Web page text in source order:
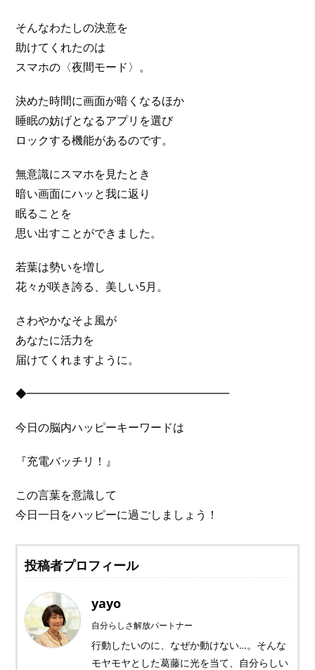
そんなわたしの決意を
助けてくれたのは
スマホの〈夜間モード〉。
決めた時間に画面が暗くなるほか
睡眠の妨げとなるアプリを選び
ロックする機能があるのです。
無意識にスマホを見たとき
暗い画面にハッと我に返り
眠ることを
思い出すことができました。
若葉は勢いを増し
花々が咲き誇る、美しい5月。
さわやかなそよ風が
あなたに活力を
届けてくれますように。
◆━━━━━━━━━━━━━━━━━━
今日の脳内ハッピーキーワードは
『充電バッチリ！』
この言葉を意識して
今日一日をハッピーに過ごしましょう！
投稿者プロフィール
yayo
自分らしさ解放パートナー
行動したいのに、なぜか動けない…。そんな
モヤモヤとした葛藤に光を当て、自分らしい